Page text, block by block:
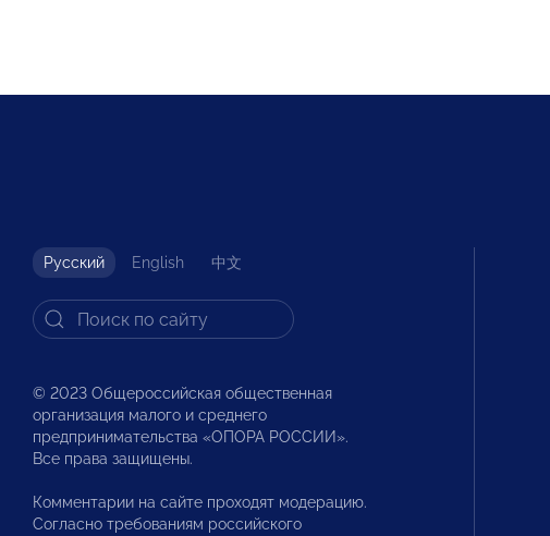
Русский English 中文
© 2023 Общероссийская общественная
организация малого и среднего
предпринимательства «ОПОРА РОССИИ».
Все права защищены.
Комментарии на сайте проходят модерацию.
Согласно требованиям российского